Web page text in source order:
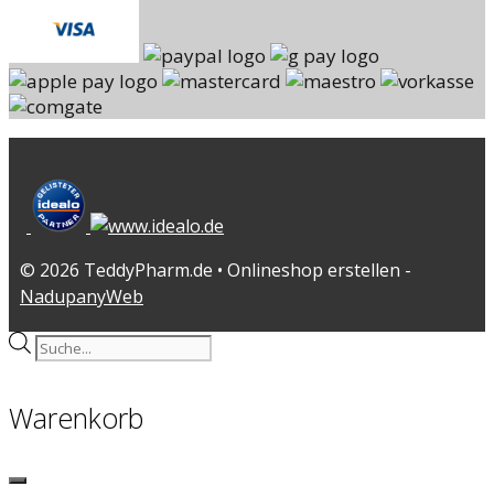
© 2026 TeddyPharm.de • Onlineshop erstellen -
NadupanyWeb
Products
Warenkorb